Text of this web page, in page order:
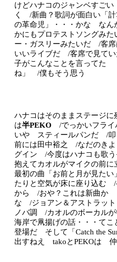
けどハナコのジャンベすご
く /新曲？歌詞が面白い「
の革命児」・・・かな な
かにもプロテストソングみ
ー・ガスリーみたいだ /客
いいライブだ /客席で見てい
子がこんなことを言ってた
ね」 /僕もそう思う
ハナコはそのままステージ
は半PEKO /でっかいフライ
いや スティールパンだ /
前には田中裕之 /なだのき
グイン /今度はハナコも歌
抱えてカオルがマイクの前
最初の曲「お前と月が見た
たりと空気が床に座り込む
から /おや？これは新曲か
な /ジョアン＆アストラット
ノバ調 /カオルのボーカル
海岸で凧揚げの話・・・て
登場だ そして「Catch the
出すねえ takoとPEKOは